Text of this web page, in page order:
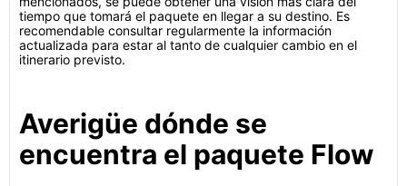
tiempo que tomará el paquete en llegar a su destino. Es
recomendable consultar regularmente la información
actualizada para estar al tanto de cualquier cambio en el
itinerario previsto.
Averigüe dónde se
encuentra el paquete Flow